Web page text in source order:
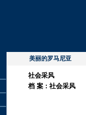
美丽的罗马尼亚
社会采风
档 案 : 社会采风